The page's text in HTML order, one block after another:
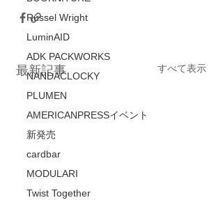
Russel Wright
LuminAID
ADK PACKWORKS
NANDACLOCKY
PLUMEN
AMERICANPRESSイベント
新発売
cardbar
MODULARI
Twist Together
最新記事 すべて表示